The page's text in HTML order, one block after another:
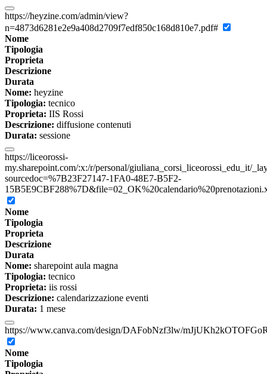
https://heyzine.com/admin/view?
n=4873d6281e2e9a408d2709f7edf850c168d810e7.pdf#
Nome
Tipologia
Proprieta
Descrizione
Durata
Nome: heyzine
Tipologia: tecnico
Proprieta: IIS Rossi
Descrizione: diffusione contenuti
Durata: sessione
https://liceorossi-
my.sharepoint.com/:x:/r/personal/giuliana_corsi_liceorossi_edu_it/
sourcedoc=%7B23F27147-1FA0-48E7-B5F2-
Nome
Tipologia
Proprieta
Descrizione
Durata
Nome: sharepoint aula magna
Tipologia: tecnico
Proprieta: iis rossi
Descrizione: calendarizzazione eventi
Durata: 1 mese
https://www.canva.com/design/DAFobNzf3lw/
Nome
Tipologia